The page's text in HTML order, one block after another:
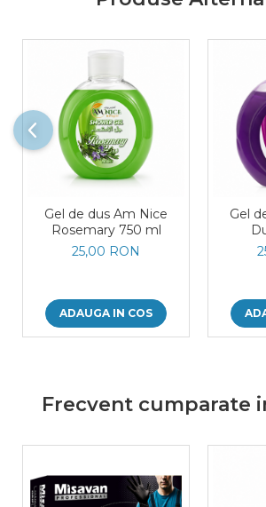
Gel de dus Am Nice
Rosemary 750 ml
25,00 RON
ADAUGA IN COS
Gel
Frecvent cumparate